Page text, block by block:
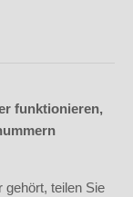
funktionieren,
teilen Sie